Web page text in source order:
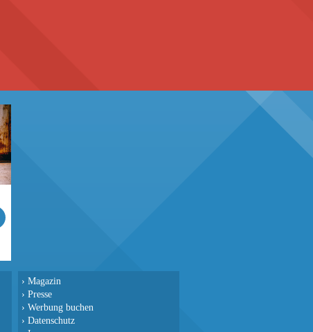
› Magazin
› Presse
› Werbung buchen
› Datenschutz